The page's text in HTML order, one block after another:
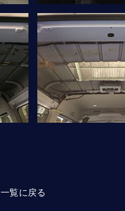
一覧に戻る